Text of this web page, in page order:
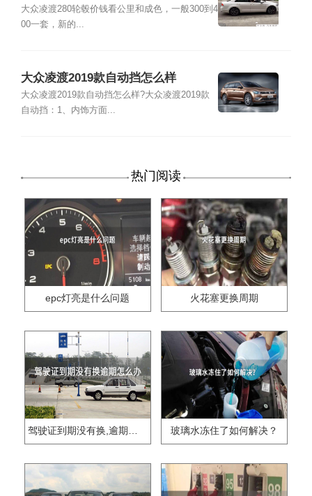
18寸轮毂
大众凌渡280轮毂价钱看公里和成色，一般300到4
00一套，新的...
大众凌渡2019款自动挡怎么样
大众凌渡2019款自动挡怎么样?大众凌渡2019款
自动挡：1、内饰方面...
热门阅读
epc灯亮是什么问题 火花塞更换周期
驾驶证到期没有换,逾期怎么办?? 玻璃水冻住了如何解决？